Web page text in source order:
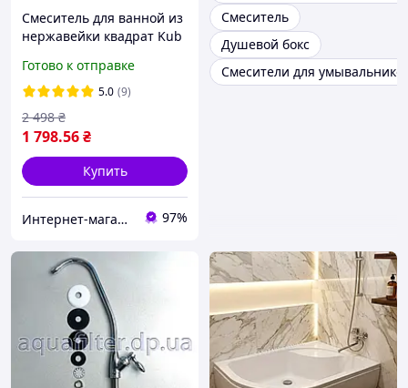
Смеситель для ванной из
нержавейки квадрат Kub
Готово к отправке
5.0 (9)
1 798.56₴
2 498 ₴
Купить
Интернет-магазин "SuperSantehnika" 97%
Смеситель
Душевой бокс
Смесители для